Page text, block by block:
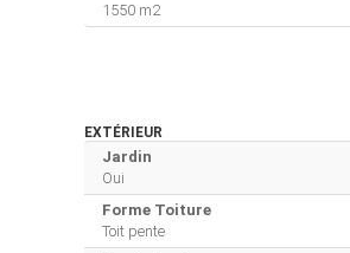
1550 m2
EXTÉRIEUR
Jardin
Oui
Forme Toiture
Toit pente